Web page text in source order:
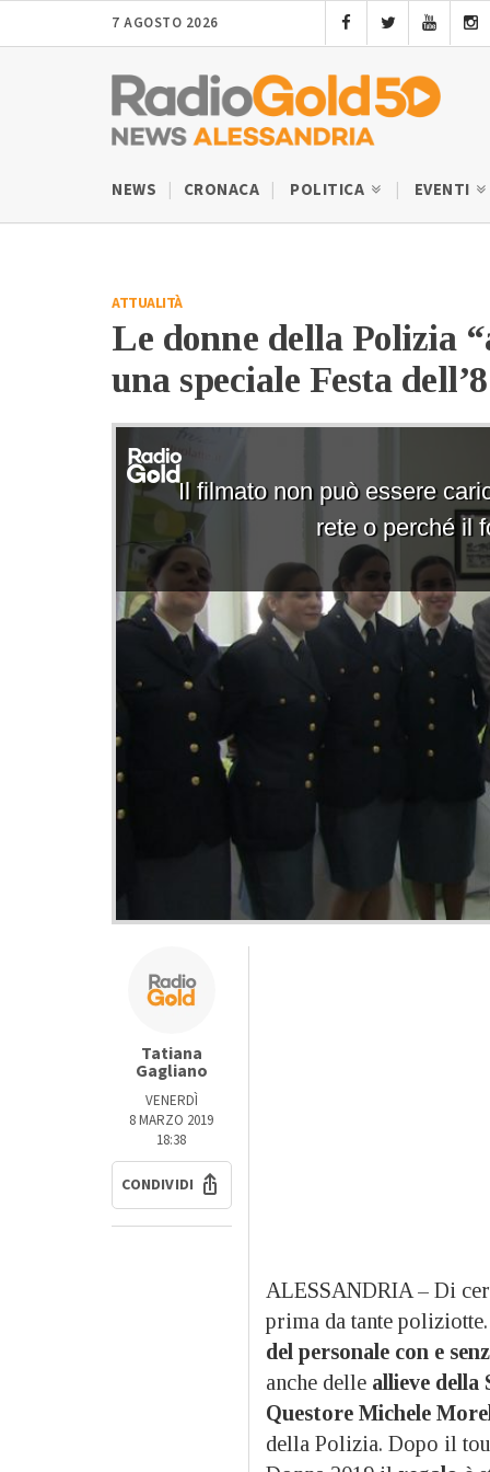
7 AGOSTO 2026
NEWS CRONACA POLITICA EVENTI
ATTUALITÀ
Le donne della Polizia
una speciale Festa
Tatiana
Gagliano
VENERDÌ
8 MARZO 2019
18:38
CONDIVIDI
ALESSANDRIA – Di
prima da tante poliziotte.
del personale con e
anche delle allieve della
Questore Michele
della Polizia. Dopo il